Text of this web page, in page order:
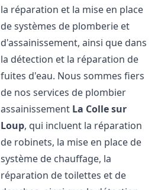
la réparation et la mise en place
de systèmes de plomberie et
d'assainissement, ainsi que dans
la détection et la réparation de
fuites d'eau. Nous sommes fiers
de nos services de plombier
assainissement La Colle sur
Loup, qui incluent la réparation
de robinets, la mise en place de
système de chauffage, la
réparation de toilettes et de